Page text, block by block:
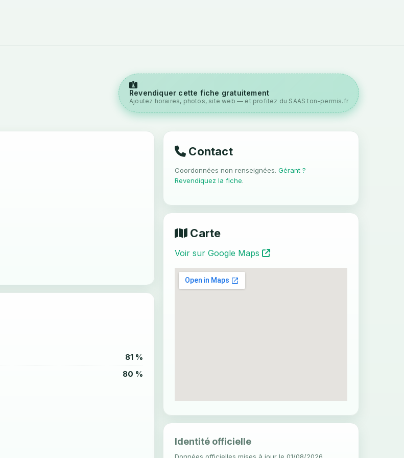
Revendiquer cette fiche gratuitement
Ajoutez horaires, photos, site web — et profitez du SAAS ton-permis.fr
81 %
80 %
Contact
Coordonnées non renseignées. Gérant ?
Revendiquez la fiche.
Carte
Voir sur Google Maps
Identité officielle